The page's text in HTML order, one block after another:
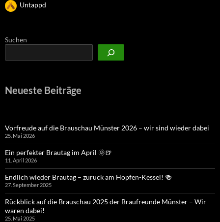
Untappd
Suchen
Neueste Beiträge
Vorfreude auf die Brauschau Münster 2026 – wir sind wieder dabei
25. Mai 2026
Ein perfekter Brautag im April 🌞🍺
11. April 2026
Endlich wieder Brautag – zurück am Hopfen-Kessel! 🍻
27. September 2025
Rückblick auf die Brauschau 2025 der Braufreunde Münster – Wir
waren dabei!
25. Mai 2025